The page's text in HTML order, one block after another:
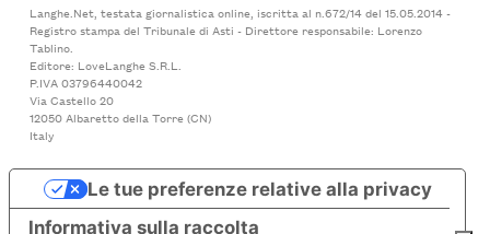
Langhe.Net, testata giornalistica online, iscritta al n.672/14 del 15.05.2014 -
Registro stampa del Tribunale di Asti - Direttore responsabile: Lorenzo
Tablino.
Editore: LoveLanghe S.R.L.
P.IVA 03796440042
Via Castello 20
12050 Albaretto della Torre (CN)
Italy
Informativa sulla raccolta
Le tue preferenze relative alla privacy